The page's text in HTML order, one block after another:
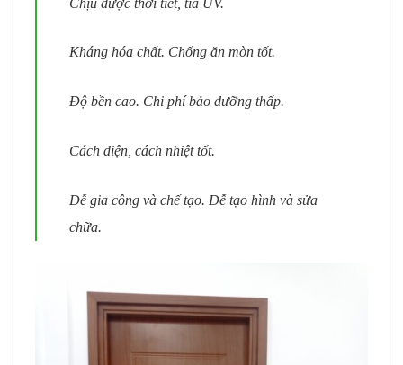
Kháng hóa chất. Chống ăn mòn tốt.
Độ bền cao. Chi phí bảo dưỡng thấp.
Cách điện, cách nhiệt tốt.
Dễ gia công và chế tạo. Dễ tạo hình và sửa
chữa.